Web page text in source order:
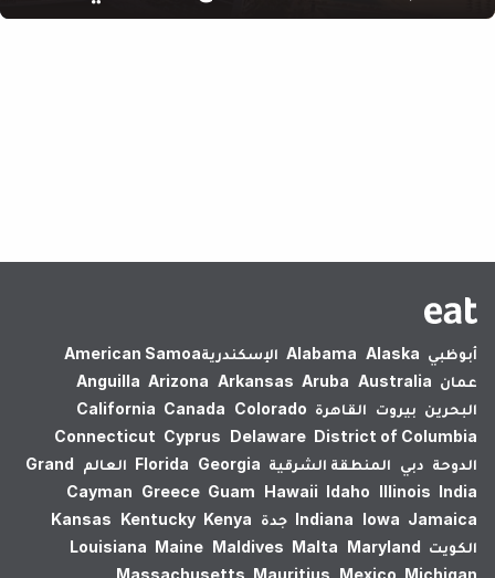
أبوظبي Alabama Alaska الإسكندرية‎American Samoa
عمان
Anguilla Arizona Arkansas Aruba Australia
البحرين بيروت القاهرة California Canada Colorado
Connecticut Cyprus Delaware District of Columbia
الدوحة دبي المنطقة الشرقية Florida Georgia العالم
Grand
Cayman Greece Guam Hawaii Idaho Illinois India
Indiana Iowa Jamaica جدة Kansas Kentucky Kenya
الكويت
Louisiana Maine Maldives Malta Maryland